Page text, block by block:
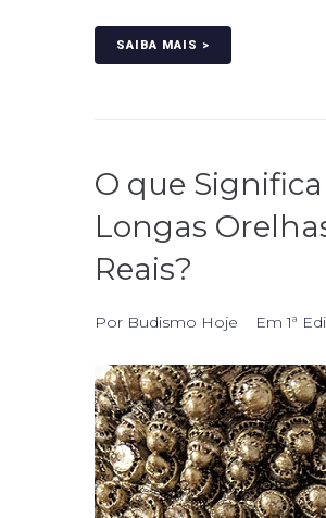
SAIBA MAIS >
O que
Longas
Reais?
Por Budismo Hoje Em1ª